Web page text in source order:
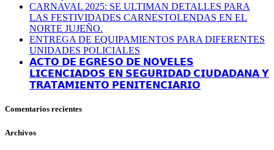
CARNAVAL 2025: SE ULTIMAN DETALLES PARA
LAS FESTIVIDADES CARNESTOLENDAS EN EL
NORTE JUJEÑO.
ENTREGA DE EQUIPAMIENTOS PARA DIFERENTES
UNIDADES POLICIALES
𝗔𝗖𝗧𝗢 𝗗𝗘 𝗘𝗚𝗥𝗘𝗦𝗢 𝗗𝗘 𝗡𝗢𝗩𝗘𝗟𝗘𝗦
𝗟𝗜𝗖𝗘𝗡𝗖𝗜𝗔𝗗𝗢𝗦 𝗘𝗡 𝗦𝗘𝗚𝗨𝗥𝗜𝗗𝗔𝗗 𝗖𝗜𝗨𝗗𝗔𝗗𝗔𝗡𝗔 𝗬
𝗧𝗥𝗔𝗧𝗔𝗠𝗜𝗘𝗡𝗧𝗢 𝗣𝗘𝗡𝗜𝗧𝗘𝗡𝗖𝗜𝗔𝗥𝗜𝗢
Comentarios recientes
Archivos